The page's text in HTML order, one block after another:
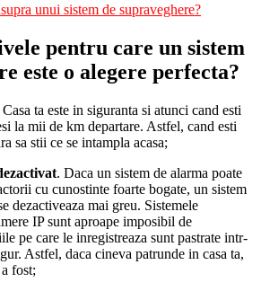
unui sistem de supraveghere?
pentru care un sistem
este o alegere perfecta?
Casa ta este in siguranta si atunci cand esti
la mii de km departare. Astfel, cand esti
sa stii ce se intampla acasa;
. Daca un sistem de alarma poate
cu cunostinte foarte bogate, un sistem
dezactiveaza mai greu. Sistemele
IP sunt aproape imposibil de
pe care le inregistreaza sunt pastrate intr-
Astfel, daca cineva patrunde in casa ta,
fost;